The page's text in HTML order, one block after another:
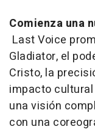
Comienza una
Last Voice
Gladiator, el
Cristo, la
impacto cultural
una visión
con una